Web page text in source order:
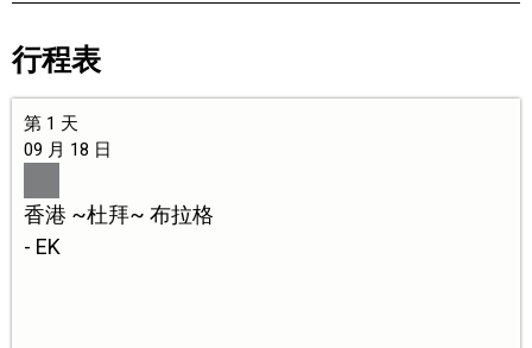
行程表
第 1 天
09 月 18 日
香港 ~杜拜~ 布拉格
- EK